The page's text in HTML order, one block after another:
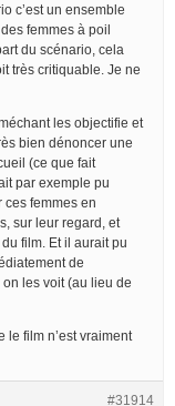
c’est un ensemble
femmes à poil
du scénario, cela
très critiquable. Je ne
les objectifie et
bien dénoncer une
(ce que fait
par exemple pu
ces femmes en
sur leur regard, et
film. Et il aurait pu
de
les voit (au lieu de
le film n’est vraiment
#31914